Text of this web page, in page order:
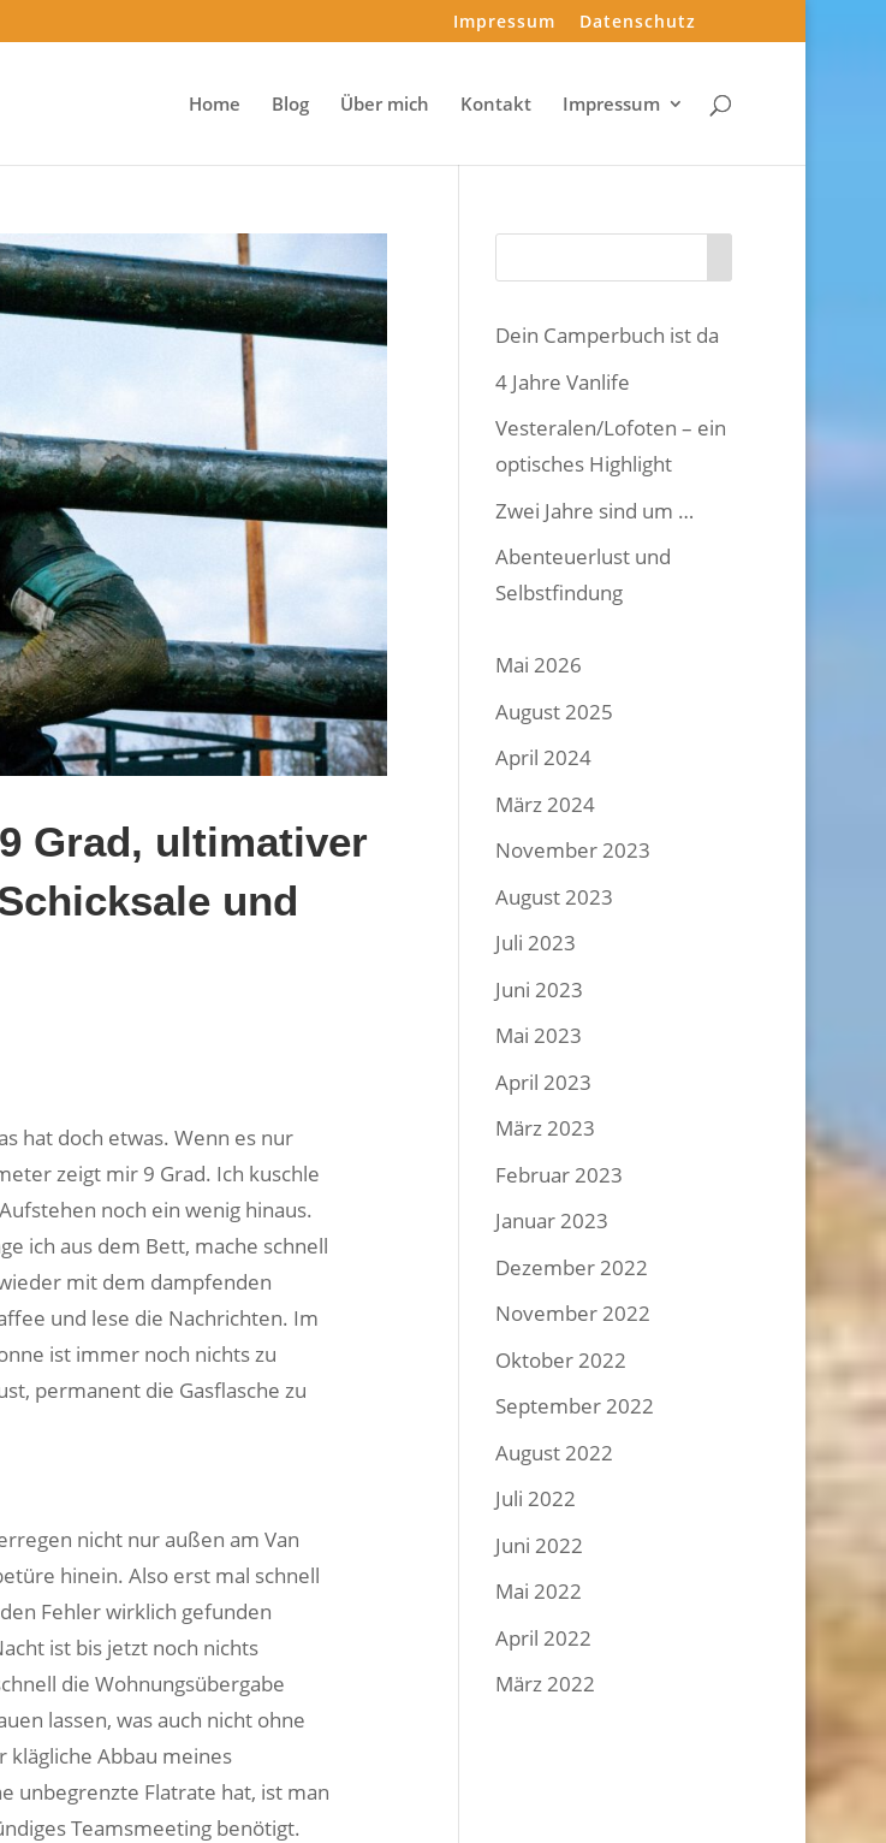
Impressum Datenschutz
Home Blog Über mich Kontakt Impressum
Grad, ultimativer
und
hat doch etwas. Wenn es nur
zeigt mir 9 Grad. Ich kuschle
noch ein wenig hinaus.
ich aus dem Bett, mache schnell
mit dem dampfenden
und lese die Nachrichten. Im
ist immer noch nichts zu
permanent die Gasflasche zu
nicht nur außen am Van
hinein. Also erst mal schnell
Fehler wirklich gefunden
ist bis jetzt noch nichts
die Wohnungsübergabe
lassen, was auch nicht ohne
Abbau meines
unbegrenzte Flatrate hat, ist man
Teamsmeeting benötigt.
Dein Camperbuch ist da
4 Jahre Vanlife
Vesteralen/Lofoten – ein
optisches Highlight
Zwei Jahre sind um …
Abenteuerlust und
Selbstfindung
Mai 2026
August 2025
April 2024
März 2024
November 2023
August 2023
Juli 2023
Juni 2023
Mai 2023
April 2023
März 2023
Februar 2023
Januar 2023
Dezember 2022
November 2022
Oktober 2022
September 2022
August 2022
Juli 2022
Juni 2022
Mai 2022
April 2022
März 2022